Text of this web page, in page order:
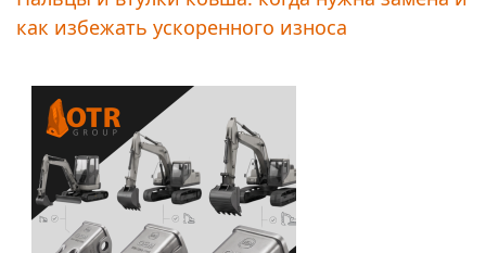
как избежать ускоренного износа